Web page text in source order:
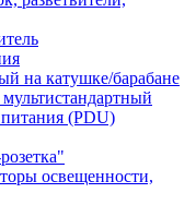
на катушке/барабане
(PDU)
освещенности,